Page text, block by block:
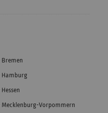
Bremen
Hamburg
Hessen
Mecklenburg-Vorpommern